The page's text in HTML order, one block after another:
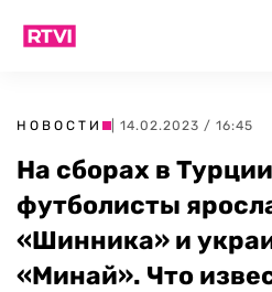
НОВОСТИ | 14.02.2023 / 16:45
На сборах в
футболисты
«Шинника» и
«Минай». Что